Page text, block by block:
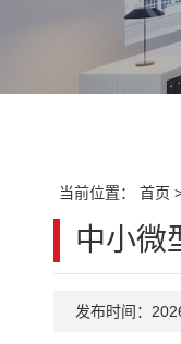
当前位置： 首页
中小微
发布时间：